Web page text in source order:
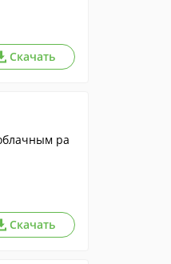
Скачать
ра
Скачать